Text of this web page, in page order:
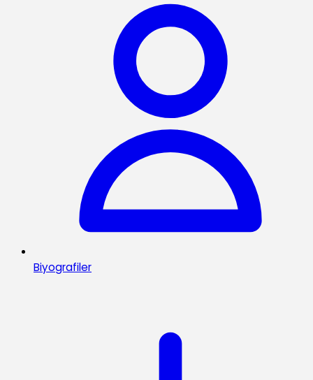
Biyografiler